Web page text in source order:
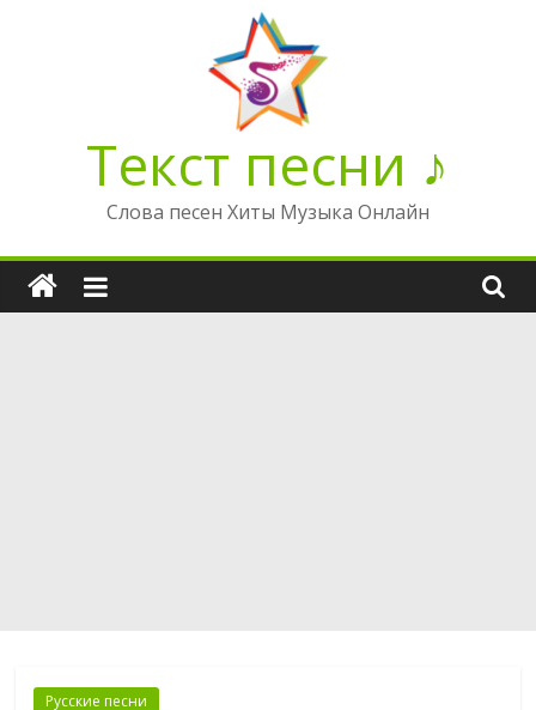
Текст песни ♪
Слова песен Хиты Музыка Онлайн
Русские песни